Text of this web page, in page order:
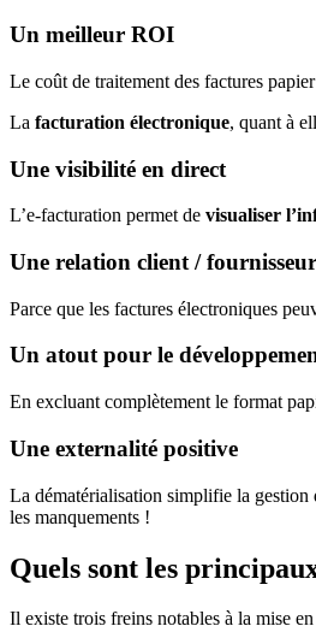
Un meilleur ROI
Le coût de traitement des factures
La facturation électronique, quant à
Une visibilité en direct
L’e-facturation permet de visualiser
Une relation client /
Parce que les factures électroniques
Un atout pour le
En excluant complètement le format
Une externalité positive
La dématérialisation simplifie la gestion
les manquements !
Quels sont les
Il existe trois freins notables à la mise